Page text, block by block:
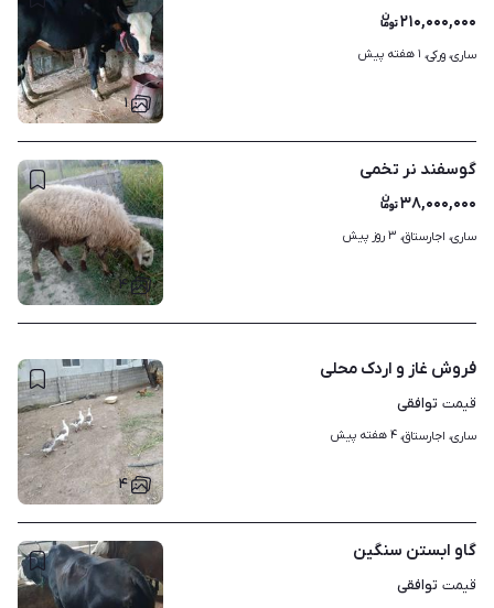
۱
۲۱۰,۰۰۰,۰۰۰
ساری، ورکی، ۱ هفته پیش
۴
گوسفند نر تخمی
۳۸,۰۰۰,۰۰۰
ساری، اجارستاق، ۳ روز پیش
۴
فروش غاز و اردک محلی
قیمت توافقی
ساری، اجارستاق، ۴ هفته پیش
گاو ابستن سنگین
قیمت توافقی